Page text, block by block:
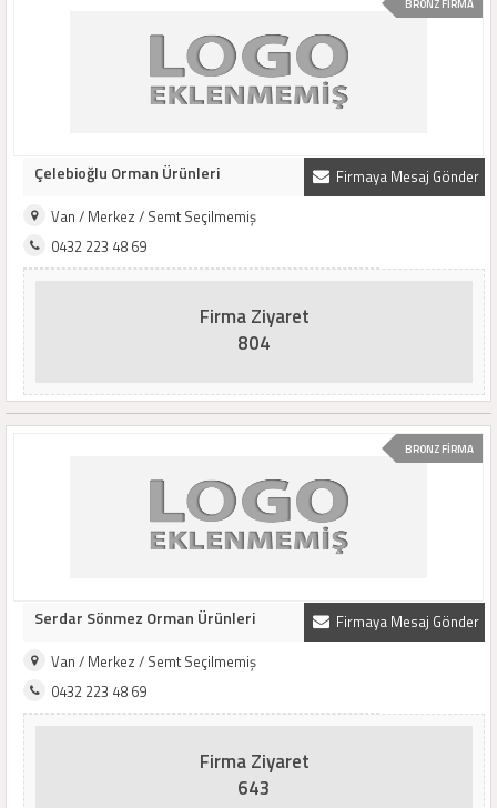
BRONZ FİRMA
Firmaya Mesaj Gönder
Çelebioğlu Orman Ürünleri
Van / Merkez / Semt Seçilmemiş
0432 223 48 69
Firma Ziyaret
804
BRONZ FİRMA
Firmaya Mesaj Gönder
Serdar Sönmez Orman Ürünleri
Van / Merkez / Semt Seçilmemiş
0432 223 48 69
Firma Ziyaret
643